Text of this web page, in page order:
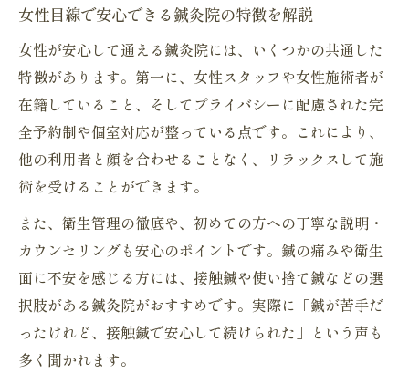
鍼灸院で妊娠するまでの目安期間を解説
妊活鍼灸の効果が現れる通院サイクル
実体験から見える鍼灸院通院と妊娠までの
流れ
短期間で効果を実感できる鍼灸院の特徴
妊娠までの期間を縮める鍼灸院の継続ポイ
ント
不妊治療で悩む女性の東洋医学的サポート術
鍼灸院で受けられる東洋医学的な妊活支援
不妊治療中のストレス緩和に鍼灸院が有効
な理由
体質別に提案される鍼灸院の施術メニュー
自律神経の乱れを整える鍼灸院の実践方法
女性目線で安心できる鍼灸院の特徴を解説
女性が安心して通える鍼灸院には、いくつかの共通した
特徴があります。第一に、女性スタッフや女性施術者が
在籍していること、そしてプライバシーに配慮された完
全予約制や個室対応が整っている点です。これにより、
他の利用者と顔を合わせることなく、リラックスして施
術を受けることができます。
また、衛生管理の徹底や、初めての方への丁寧な説明・
カウンセリングも安心のポイントです。鍼の痛みや衛生
面に不安を感じる方には、接触鍼や使い捨て鍼などの選
択肢がある鍼灸院がおすすめです。実際に「鍼が苦手だ
ったけれど、接触鍼で安心して続けられた」という声も
多く聞かれます。